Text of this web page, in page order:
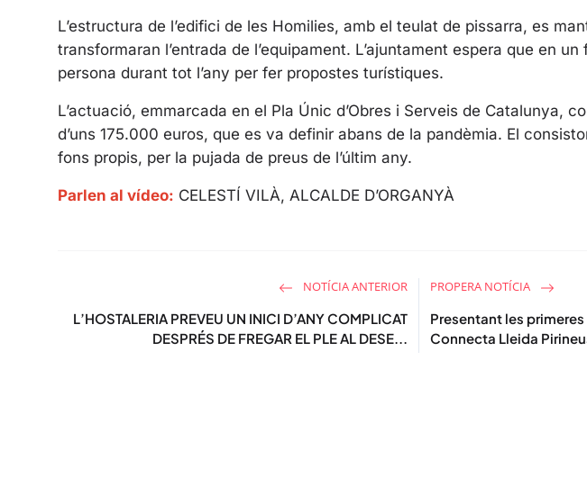
L’estructura de l’edifici de les Homilies, amb el teulat de pissarra, es
transformaran l’entrada de l’equipament. L’ajuntament espera que en
persona durant tot l’any per fer propostes turístiques.
L’actuació, emmarcada en el Pla Únic d’Obres i Serveis de Catalunya,
d’uns 175.000 euros, que es va definir abans de la pandèmia. El
fons propis, per la pujada de preus de l’últim any.
Parlen al vídeo: CELESTÍ VILÀ, ALCALDE D’ORGANYÀ
NOTÍCIA ANTERIOR
L’HOSTALERIA PREVEU UN INICI D’ANY COMPLICAT
DESPRÉS DE FREGAR EL PLE AL DESE...
PROPERA NOTÍCIA
Presentant les
Connecta Lleida